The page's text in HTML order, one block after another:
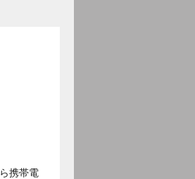
携帯電